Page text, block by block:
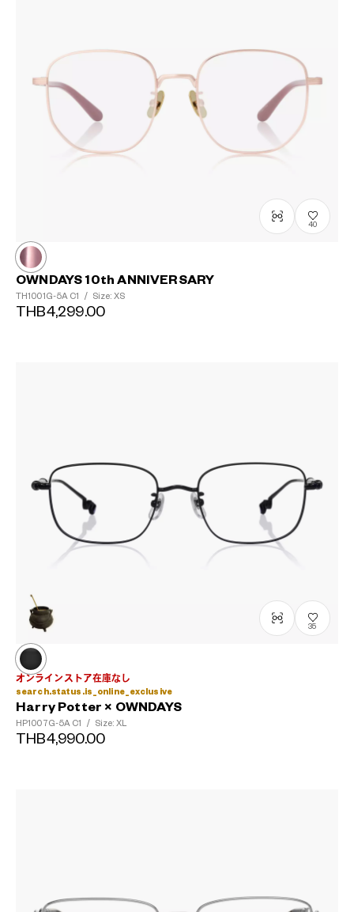
40
OWNDAYS 10th ANNIVERSARY
TH1001G-5A C1 / Size: XS
THB4,299.00
35
オンラインストア在庫なし
search.status.is_online_exclusive
Harry Potter × OWNDAYS
HP1007G-5A C1 / Size: XL
THB4,990.00